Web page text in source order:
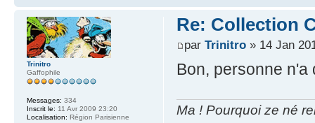
Re: Collection
par Trinitro» 14 Jan
Bon, personne n'a
Ma ! Pourquoi ze né
Trinitro
Gaffophile
Messages: 334
Inscrit le: 11 Avr 2009 23:20
Localisation: Région Parisienne